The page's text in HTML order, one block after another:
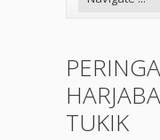
TUKIK